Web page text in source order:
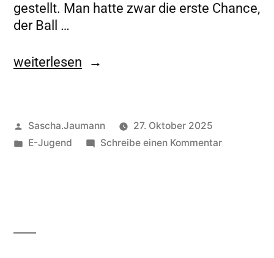
gestellt. Man hatte zwar die erste Chance,
der Ball …
weiterlesen
Sascha.Jaumann
27. Oktober 2025
E-Jugend
Schreibe einen Kommentar